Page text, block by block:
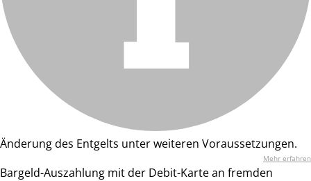
Änderung des Entgelts unter weiteren Voraussetzungen.
Mehr erfahren
Bargeld-Auszahlung mit der Debit-Karte an fremden